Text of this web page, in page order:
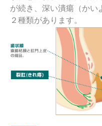
が続き、深い潰瘍（かい
２種類があります。